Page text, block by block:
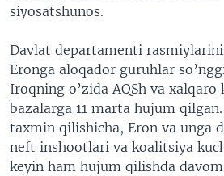
siyosatshunos.
Davlat departamenti
Eronga aloqador guruhlar
Iroqning o’zida AQSh va
bazalarga 11 marta hujum
taxmin qilishicha, Eron va unga
neft inshootlari va koalitsiya
keyin ham hujum qilishda